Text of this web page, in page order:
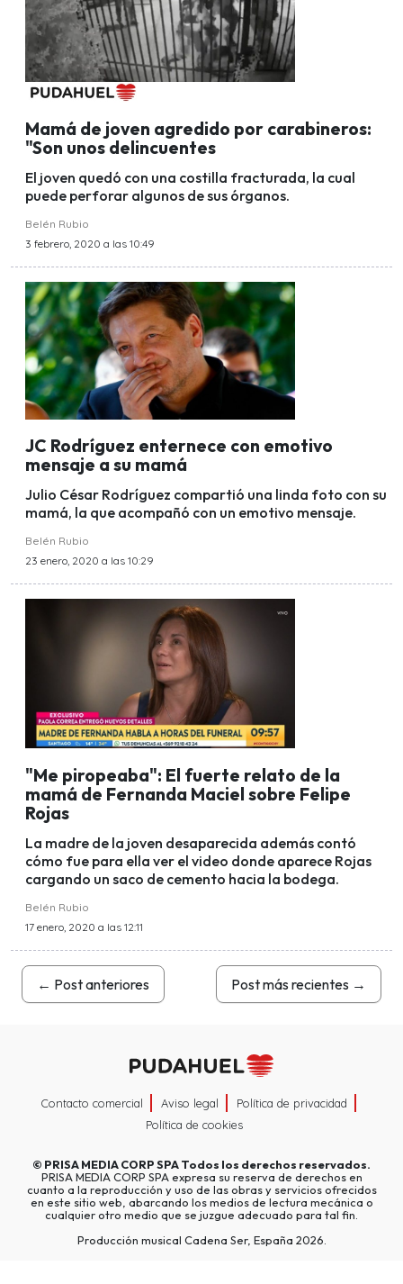
Mamá de joven agredido por carabineros:
"Son unos delincuentes
El joven quedó con una costilla fracturada, la cual
puede perforar algunos de sus órganos.
Belén Rubio
3 febrero, 2020 a las 10:49
JC Rodríguez enternece con emotivo
mensaje a su mamá
Julio César Rodríguez compartió una linda foto con su
mamá, la que acompañó con un emotivo mensaje.
Belén Rubio
23 enero, 2020 a las 10:29
"Me piropeaba": El fuerte relato de la
mamá de Fernanda Maciel sobre Felipe
Rojas
La madre de la joven desaparecida además contó
cómo fue para ella ver el video donde aparece Rojas
cargando un saco de cemento hacia la bodega.
Belén Rubio
17 enero, 2020 a las 12:11
← Post anteriores Post más recientes →
Contacto comercial Aviso legal
Política de privacidad
Política de cookies
© PRISA MEDIA CORP SPATodos los derechos reservados.
PRISA MEDIA CORP SPA expresa su reserva de derechos en
cuanto a la reproducción y uso de las obras y servicios ofrecidos
en este sitio web, abarcando los medios de lectura mecánica o
cualquier otro medio que se juzgue adecuado para tal fin.
Producción musical Cadena Ser, España 2026.